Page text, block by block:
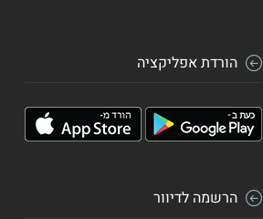
הורדת אפליקציה
הרשמה לדיוור